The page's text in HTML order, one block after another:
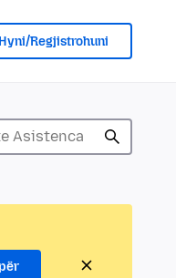
Regjistrohuni